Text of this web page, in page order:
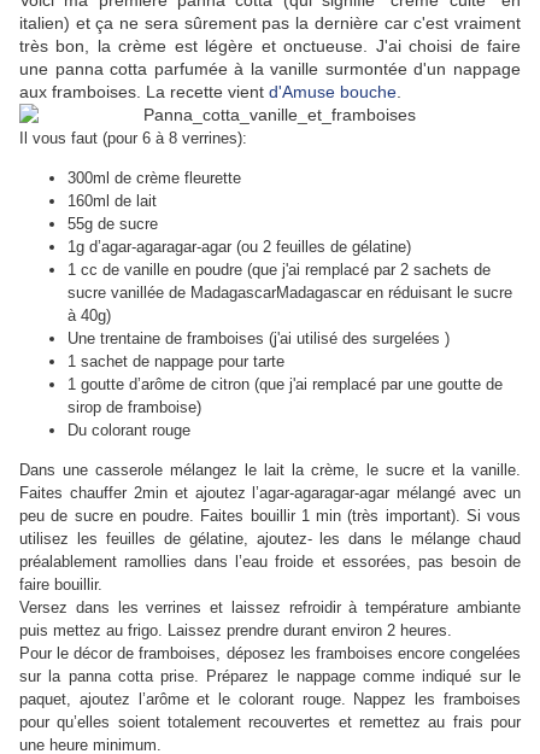
italien) et ça ne sera sûrement pas la dernière car c'est vraiment
très bon, la crème est légère et onctueuse. J'ai choisi de faire
une panna cotta parfumée à la vanille surmontée d'un nappage
aux framboises. La recette vient d'Amuse bouche
Il vous faut (pour 6 à 8 verrines):
300ml de crème fleurette
160ml de lait
55g de sucre
1g d’agar-agaragar-agar (ou 2 feuilles de gélatine)
1 cc de vanille en poudre (que j'ai remplacé par 2 sachets de
sucre vanillée de MadagascarMadagascar en réduisant le sucre
à 40g)
Une trentaine de framboises (j'ai utilisé des surgelées )
1 sachet de nappage pour tarte
1 goutte d’arôme de citron (que j'ai remplacé par une goutte de
sirop de framboise)
Du colorant rouge
Dans une casserole mélangez le lait la crème, le sucre et la vanille.
Faites chauffer 2min et ajoutez l’agar-agaragar-agar mélangé avec un
peu de sucre en poudre. Faites bouillir 1 min (très important). Si vous
utilisez les feuilles de gélatine, ajoutez- les dans le mélange chaud
préalablement ramollies dans l’eau froide et essorées, pas besoin de
faire bouillir.
Versez dans les verrines et laissez refroidir à température ambiante
puis mettez au frigo. Laissez prendre durant environ 2 heures.
Pour le décor de framboises, déposez les framboises encore congelées
sur la panna cotta prise. Préparez le nappage comme indiqué sur le
paquet, ajoutez l’arôme et le colorant rouge. Nappez les framboises
pour qu’elles soient totalement recouvertes et remettez au frais pour
une heure minimum.